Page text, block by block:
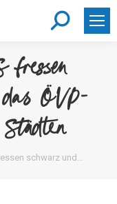
Search:
ÖVP-
schwarz und…